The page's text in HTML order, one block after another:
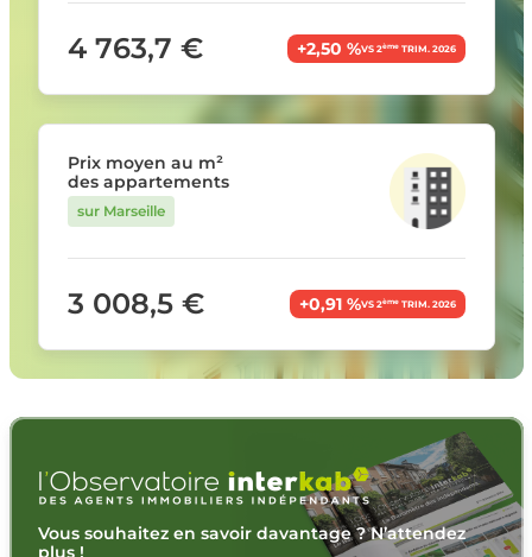
4 763,7 € +2,50 %VS 2èmeTRIM. 2026
Prix moyen au m²
des appartements
sur Marseille
3 008,5 € +0,91 %VS 2èmeTRIM. 2026
Vous souhaitez en savoir davantage ? N’attendez
plus !